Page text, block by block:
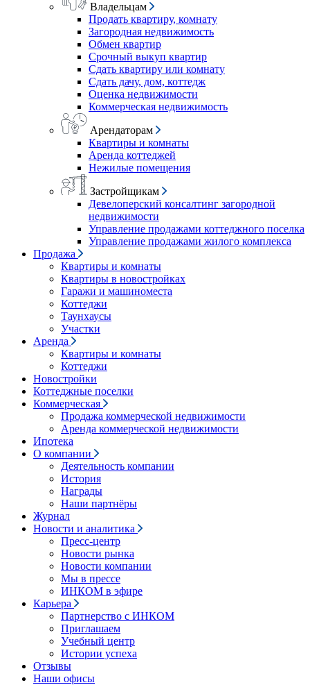
Владельцам
Продать квартиру, комнату
Загородная недвижимость
Обмен квартир
Срочный выкуп квартир
Сдать квартиру или комнату
Сдать дачу, дом, коттедж
Оценка недвижимости
Коммерческая недвижимость
Арендаторам
Квартиры и комнаты
Аренда коттеджей
Нежилые помещения
Застройщикам
Девелоперский консалтинг загородной
недвижимости
Управление продажами коттеджного поселка
Управление продажами жилого комплекса
Продажа
Квартиры и комнаты
Квартиры в новостройках
Гаражи и машиноместа
Коттеджи
Таунхаусы
Участки
Аренда
Квартиры и комнаты
Коттеджи
Новостройки
Коттеджные поселки
Коммерческая
Продажа коммерческой недвижимости
Аренда коммерческой недвижимости
Ипотека
О компании
Деятельность компании
История
Награды
Наши партнёры
Журнал
Новости и аналитика
Пресс-центр
Новости рынка
Новости компании
Мы в прессе
ИНКОМ в эфире
Карьера
Партнерство с ИНКОМ
Приглашаем
Учебный центр
Истории успеха
Отзывы
Наши офисы